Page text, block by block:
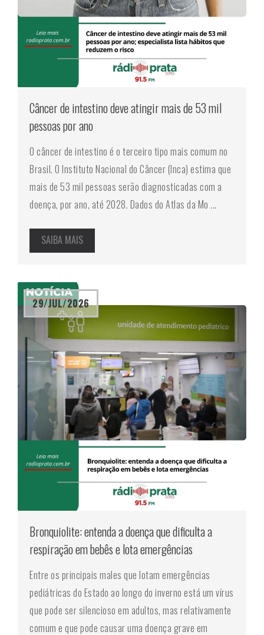
Câncer de intestino deve atingir mais de 53 mil
pessoas por ano
O câncer de intestino é o terceiro tipo mais comum no
Brasil. O Instituto Nacional do Câncer (Inca) estima que
mais de 53 mil pessoas serão diagnosticadas com a
doença, por ano, até 2028. Dados do Atlas da Mo ...
SAIBA MAIS
29/JUL/2026
Bronquiolite: entenda a doença que dificulta a
respiração em bebês e lota emergências
Entre os principais males que lotam emergências
pediátricas do Estado ao longo do inverno está um vírus
que pode ser silencioso em adultos, mas relativamente
comum e que pode causar uma doença grave em